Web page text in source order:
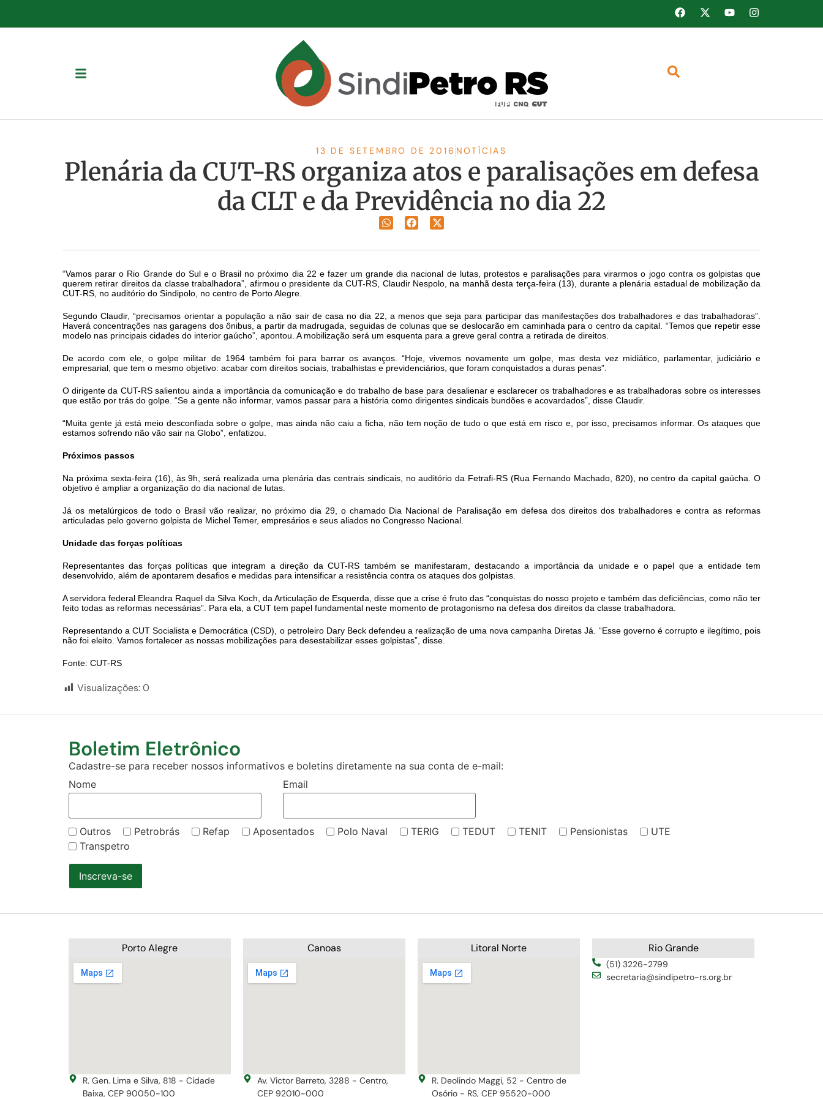
13 DE SETEMBRO DE 2016 NOTÍCIAS
Plenária da CUT-RS organiza atos e paralisações em defesa
da CLT e da Previdência no dia 22
“Vamos parar o Rio Grande do Sul e o Brasil no próximo dia 22 e fazer um grande dia nacional de lutas, protestos e paralisações para virarmos o jogo contra os golpistas que
querem retirar direitos da classe trabalhadora”, afirmou o presidente da CUT-RS, Claudir Nespolo, na manhã desta terça-feira (13), durante a plenária estadual de mobilização da
CUT-RS, no auditório do Sindipolo, no centro de Porto Alegre.
Segundo Claudir, “precisamos orientar a população a não sair de casa no dia 22, a menos que seja para participar das manifestações dos trabalhadores e das trabalhadoras”.
Haverá concentrações nas garagens dos ônibus, a partir da madrugada, seguidas de colunas que se deslocarão em caminhada para o centro da capital. “Temos que repetir esse
modelo nas principais cidades do interior gaúcho”, apontou. A mobilização será um esquenta para a greve geral contra a retirada de direitos.
De acordo com ele, o golpe militar de 1964 também foi para barrar os avanços. “Hoje, vivemos novamente um golpe, mas desta vez midiático, parlamentar, judiciário e
empresarial, que tem o mesmo objetivo: acabar com direitos sociais, trabalhistas e previdenciários, que foram conquistados a duras penas”.
O dirigente da CUT-RS salientou ainda a importância da comunicação e do trabalho de base para desalienar e esclarecer os trabalhadores e as trabalhadoras sobre os interesses
que estão por trás do golpe. “Se a gente não informar, vamos passar para a história como dirigentes sindicais bundões e acovardados”, disse Claudir.
“Muita gente já está meio desconfiada sobre o golpe, mas ainda não caiu a ficha, não tem noção de tudo o que está em risco e, por isso, precisamos informar. Os ataques que
estamos sofrendo não vão sair na Globo”, enfatizou.
Próximos passos
Na próxima sexta-feira (16), às 9h, será realizada uma plenária das centrais sindicais, no auditório da Fetrafi-RS (Rua Fernando Machado, 820), no centro da capital gaúcha. O
objetivo é ampliar a organização do dia nacional de lutas.
Já os metalúrgicos de todo o Brasil vão realizar, no próximo dia 29, o chamado Dia Nacional de Paralisação em defesa dos direitos dos trabalhadores e contra as reformas
articuladas pelo governo golpista de Michel Temer, empresários e seus aliados no Congresso Nacional.
Unidade das forças políticas
Representantes das forças políticas que integram a direção da CUT-RS também se manifestaram, destacando a importância da unidade e o papel que a entidade tem
desenvolvido, além de apontarem desafios e medidas para intensificar a resistência contra os ataques dos golpistas.
A servidora federal Eleandra Raquel da Silva Koch, da Articulação de Esquerda, disse que a crise é fruto das “conquistas do nosso projeto e também das deficiências, como não ter
feito todas as reformas necessárias”. Para ela, a CUT tem papel fundamental neste momento de protagonismo na defesa dos direitos da classe trabalhadora.
Representando a CUT Socialista e Democrática (CSD), o petroleiro Dary Beck defendeu a realização de uma nova campanha Diretas Já. “Esse governo é corrupto e ilegítimo, pois
não foi eleito. Vamos fortalecer as nossas mobilizações para desestabilizar esses golpistas”, disse.
Fonte: CUT-RS
Visualizações:0
Boletim Eletrônico
Cadastre-se para receber nossos informativos e boletins diretamente na sua conta de e-mail:
Nome
Email
Outros Petrobrás Refap Aposentados Polo Naval TERIG TEDUT TENIT Pensionistas
UTE
Transpetro
Inscreva-se
Porto Alegre
R. Gen. Lima e Silva, 818 - Cidade
Baixa, CEP 90050-100
Canoas
Av. Victor Barreto, 3288 - Centro,
CEP 92010-000
Litoral Norte
R. Deolindo Maggi, 52 - Centro de
Osório - RS, CEP 95520-000
Rio Grande
(51) 3226-2799
secretaria@sindipetro-rs.org.br